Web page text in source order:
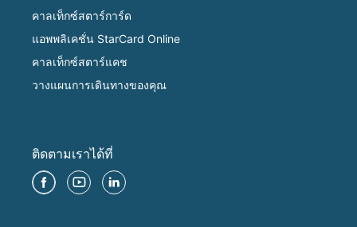
คาลเท็กซ์สตาร์การ์ด
แอพพลิเคชั่น StarCard Online
คาลเท็กซ์สตาร์แคช
วางแผนการเดินทางของคุณ
ติดตามเราได้ที่